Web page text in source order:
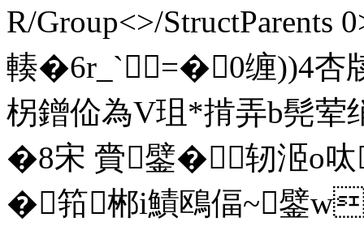
R/Group<>/StructParents
輳�6r_`=�0缠))4杏
柺鏳佡為V珇*掯弄b髡
�8宋 賫鐾�轫洍o呔
�筘郴i鰿鴎偪~鐾w